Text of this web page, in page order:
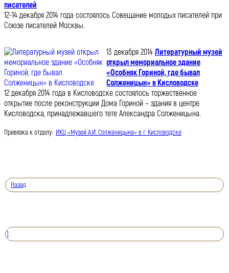
писателей
12-14 декабря 2014 года состоялось Совещание молодых писателей при
Союзе писателей Москвы.
13 декабря 2014 Литературный музей
открыл мемориальное здание
«Особняк Гориной, где бывал
Солженицын» в Кисловодске
12 декабря 2014 года в Кисловодске состоялось торжественное
открытие после реконструкции Дома Гориной – здания в центре
Кисловодска, принадлежавшего тете Александра Солженицына.
Привязка к отделу: ИКЦ «Музей А.И. Солженицына» в г. Кисловодске
Назад
1